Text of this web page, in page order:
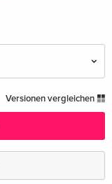
EUR 18,99
vergriffen
Versionen vergleichen